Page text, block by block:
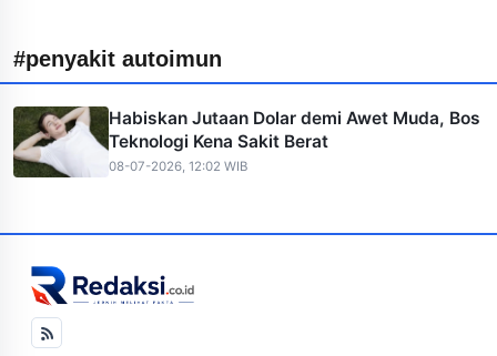
#penyakit autoimun
Habiskan Jutaan Dolar demi Awet Muda, Bos
Teknologi Kena Sakit Berat
08-07-2026, 12:02 WIB